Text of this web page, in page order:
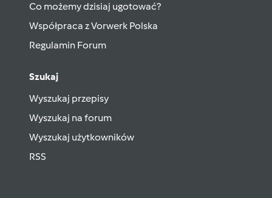
Co możemy dzisiaj ugotować?
Współpraca z Vorwerk Polska
Regulamin Forum
Szukaj
Wyszukaj przepisy
Wyszukaj na forum
Wyszukaj użytkowników
RSS